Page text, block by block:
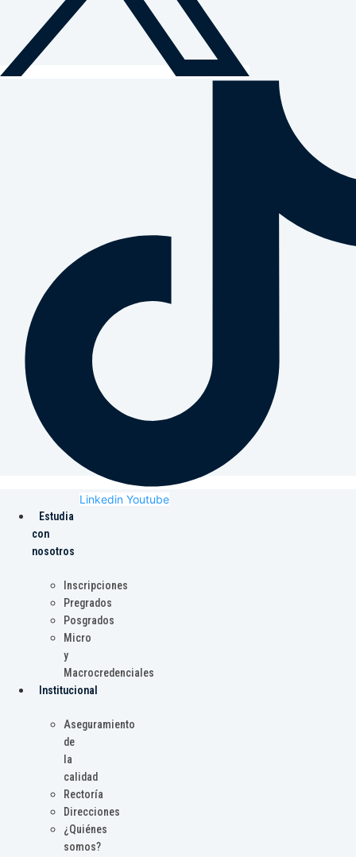
Linkedin Youtube
Estudia
con
nosotros
Inscripciones
Pregrados
Posgrados
Micro
y
Macrocredenciales
Institucional
Aseguramiento
de
la
calidad
Rectoría
Direcciones
¿Quiénes
somos?